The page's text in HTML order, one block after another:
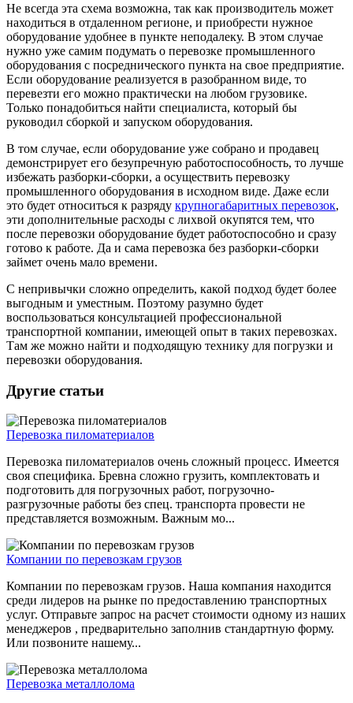
Не всегда эта схема возможна, так как производитель может
находиться в отдаленном регионе, и приобрести нужное
оборудование удобнее в пункте неподалеку. В этом случае
нужно уже самим подумать о перевозке промышленного
оборудования с посреднического пункта на свое предприятие.
Если оборудование реализуется в разобранном виде, то
перевезти его можно практически на любом грузовике.
Только понадобиться найти специалиста, который бы
руководил сборкой и запуском оборудования.
В том случае, если оборудование уже собрано и продавец
демонстрирует его безупречную работоспособность, то лучше
избежать разборки-сборки, а осуществить перевозку
промышленного оборудования в исходном виде. Даже если
это будет относиться к разряду крупногабаритных перевозок,
эти дополнительные расходы с лихвой окупятся тем, что
после перевозки оборудование будет работоспособно и сразу
готово к работе. Да и сама перевозка без разборки-сборки
займет очень мало времени.
С непривычки сложно определить, какой подход будет более
выгодным и уместным. Поэтому разумно будет
воспользоваться консультацией профессиональной
транспортной компании, имеющей опыт в таких перевозках.
Там же можно найти и подходящую технику для погрузки и
перевозки оборудования.
Другие статьи
Перевозка пиломатериалов
Перевозка пиломатериалов очень сложный процесс. Имеется
своя специфика. Бревна сложно грузить, комплектовать и
подготовить для погрузочных работ, погрузочно-
разгрузочные работы без спец. транспорта провести не
представляется возможным. Важным мо...
Компании по перевозкам грузов
Компании по перевозкам грузов. Наша компания находится
среди лидеров на рынке по предоставлению транспортных
услуг. Отправьте запрос на расчет стоимости одному из наших
менеджеров , предварительно заполнив стандартную форму.
Или позвоните нашему...
Перевозка металлолома